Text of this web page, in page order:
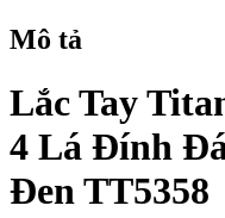
Cỏ
4
Đính
Đá
Màu
Titan
Ko
Đen
Mô tả
Lắc Tay
4 Lá Đính
Đen TT5358